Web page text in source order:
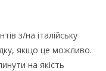
з/на італійську
якщо це можливо.
на якість